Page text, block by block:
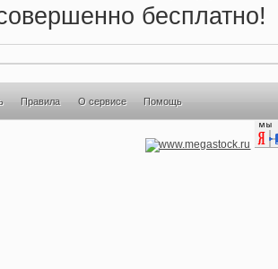
бесплатно!
Правила О сервисе Помощь